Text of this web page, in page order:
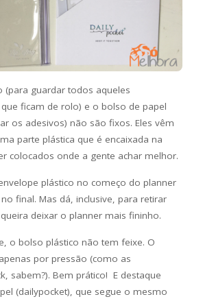
(para guardar todos aqueles
ficam de rolo) e o bolso de papel
os adesivos) não são fixos. Eles vêm
parte plástica que é encaixada na
colocados onde a gente achar melhor.
plástico no começo do planner
final. Mas dá, inclusive, para retirar
deixar o planner mais fininho.
o bolso plástico não tem feixe. O
por pressão (como as
sabem?). Bem prático! E destaque
(dailypocket), que segue o mesmo